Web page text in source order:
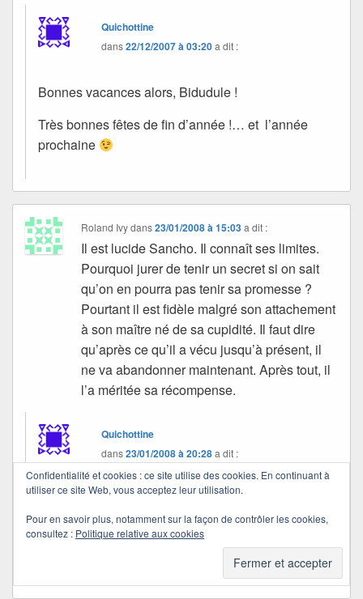
Quichottine
dans22/12/2007 à 03:20a dit :
Bonnes vacances alors, Bidudule !
Très bonnes fêtes de fin d’année !… et l’année
prochaine
Roland Ivydans23/01/2008 à 15:03 a dit :
Il est lucide Sancho. Il connaît ses limites.
Pourquoi jurer de tenir un secret si on sait
qu’on en pourra pas tenir sa promesse ?
Pourtant il est fidèle malgré son attachement
à son maître né de sa cupidité. Il faut dire
qu’après ce qu’il a vécu jusqu’à présent, il
ne va abandonner maintenant. Après tout, il
l’a méritée sa récompense.
Quichottine
dans23/01/2008 à 20:28a dit :
Je suis d’accord avec toi, mais tout cela va bien
au-delà des simples mots échangés, je crois.
Confidentialité et cookies : ce site utilise des cookies. En continuant à
utiliser ce site Web, vous acceptez leur utilisation.
Pour en savoir plus, notamment sur la façon de contrôler les cookies,
consultez : Politique relative aux cookies